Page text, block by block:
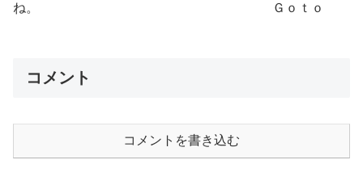
ね。 Ｇｏｔｏ
コメント
コメントを書き込む